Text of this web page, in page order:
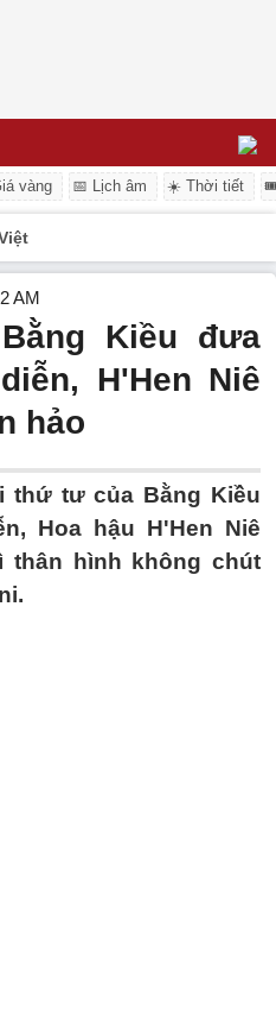
vàng 📅 Lịch âm ☀️ Thời tiết
AM
Kiều đưa
H'Hen Niê
hảo
thứ tư của Bằng Kiều
Hoa hậu H'Hen Niê
thân hình không chút